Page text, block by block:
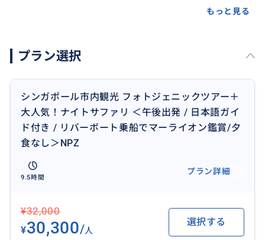
もっと見る
プラン選択
シンガポール市内観光 フォトジェニックツアー＋
大人気！ナイトサファリ ＜午後出発 / 日本語ガイ
ド付き / リバーボート乗船でマーライオン鑑賞/夕
食なし＞NPZ
9.5時間
プラン詳細
¥32,000
¥30,300/人
選択する